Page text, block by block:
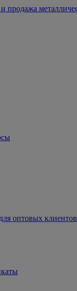
оптовых клиентов